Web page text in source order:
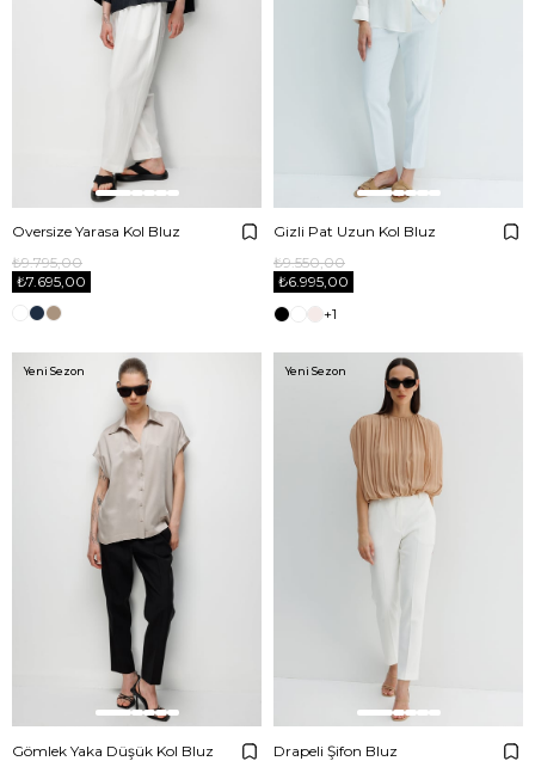
Oversize Yarasa Kol Bluz
₺7.695,00
₺9.795,00
Gizli Pat Uzun Kol Bluz
₺6.995,00
₺9.550,00
+1
Gömlek Yaka Düşük Kol Bluz
Yeni Sezon
Drapeli Şifon Bluz
Yeni Sezon